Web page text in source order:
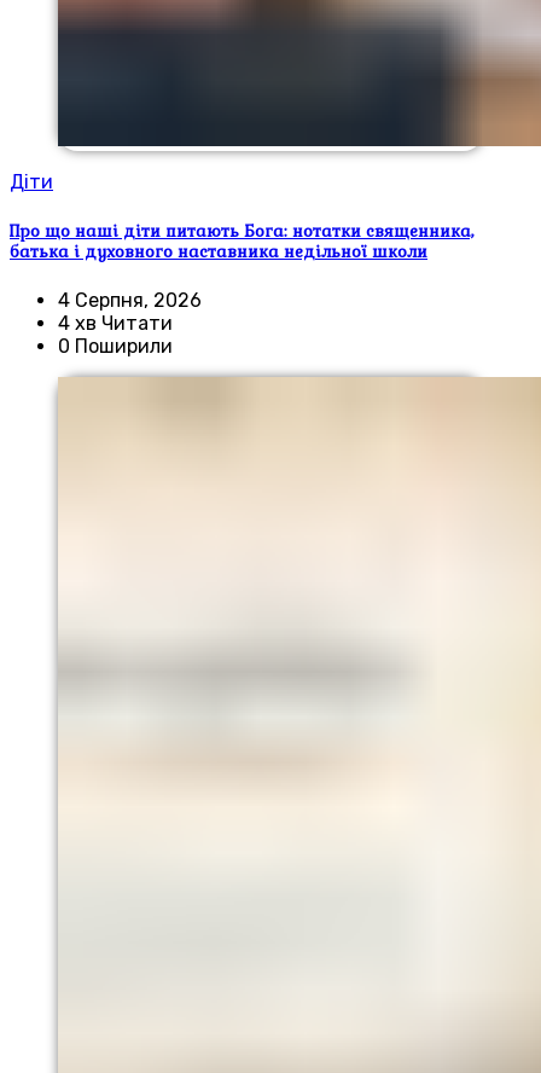
Діти
Про що наші діти питають Бога: нотатки священника,
батька і духовного наставника недільної школи
4 Серпня, 2026
4 хв Читати
0 Поширили